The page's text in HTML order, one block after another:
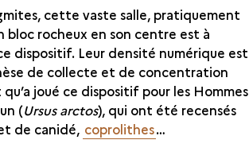
textetexte
cette vaste salle, pratiquement
bloc rocheux en son centre est à
dispositif. Leur densité numérique est
de collecte et de concentration
joué ce dispositif pour les Hommes
(Ursus arctos), qui ont été recensés
de canidé, coprolithes…